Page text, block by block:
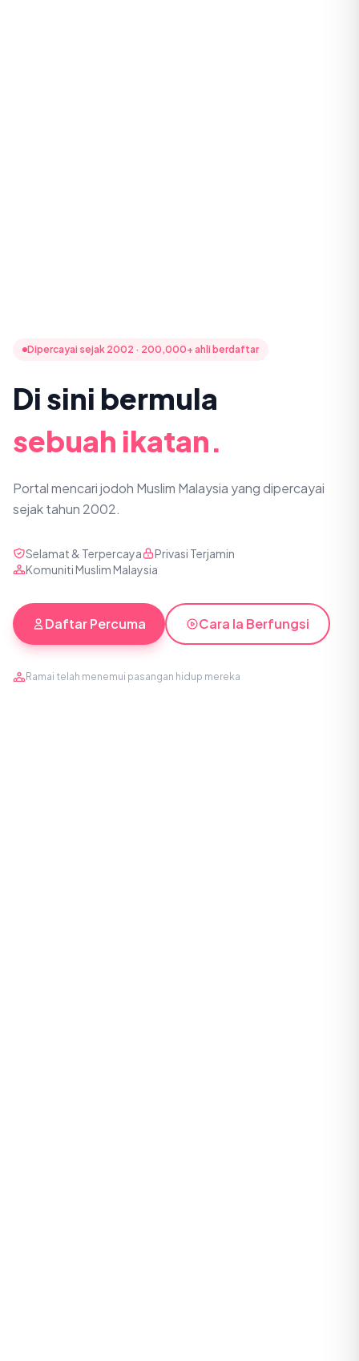
Dipercayai sejak 2002 · 200,000+ ahli berdaftar
Di sini bermula
sebuah ikatan.
Portal mencari jodoh Muslim Malaysia yang dipercayai
sejak tahun 2002.
Selamat & Terpercaya
Privasi Terjamin
Komuniti Muslim Malaysia
Daftar Percuma Cara Ia Berfungsi
Ramai telah menemui pasangan hidup mereka